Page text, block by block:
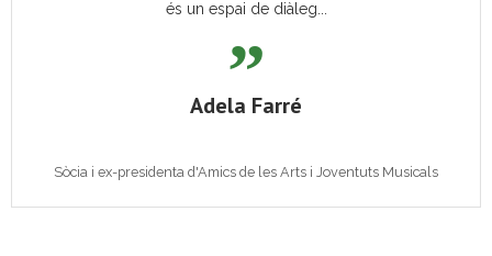
és un espai de diàleg...
Adela Farré
Sòcia i ex-presidenta d'Amics de les Arts i Joventuts Musicals